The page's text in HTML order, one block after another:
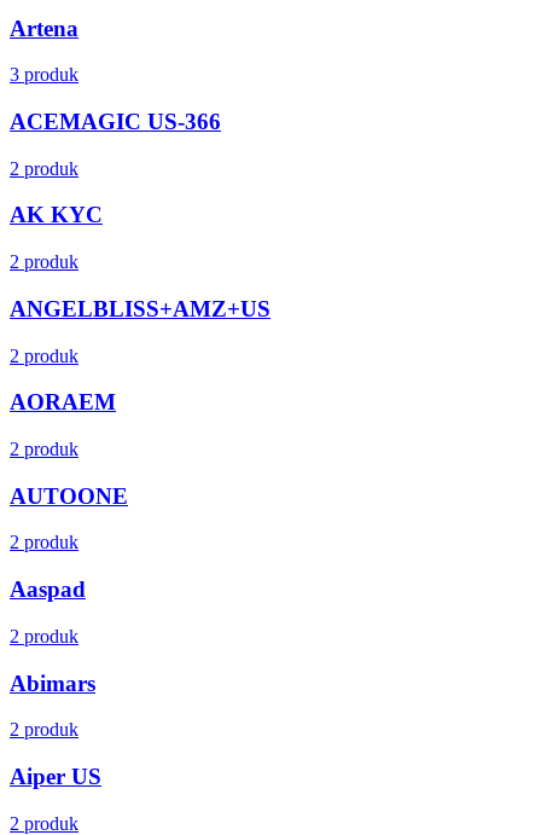
Artena
3 produk
ACEMAGIC US-366
2 produk
AK KYC
2 produk
ANGELBLISS+AMZ+US
2 produk
AORAEM
2 produk
AUTOONE
2 produk
Aaspad
2 produk
Abimars
2 produk
Aiper US
2 produk